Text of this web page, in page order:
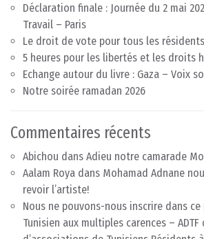
Déclaration finale : Journée du 2 mai
Travail – Paris
Le droit de vote pour tous les
5 heures pour les libertés et les droits
Echange autour du livre : Gaza – Voix
Notre soirée ramadan 2026
Commentaires récents
Abichou dans Adieu notre camarade
Aalam Roya dans Mohamad Adnane
revoir l’artiste!
Nous ne pouvons-nous inscrire dans
Tunisien aux multiples carences – ADTF